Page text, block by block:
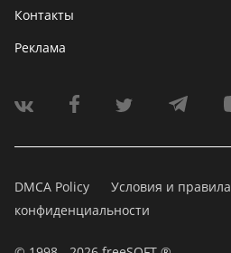
Контакты
Реклама
DMCA Policy Условия и правила
конфиденциальности